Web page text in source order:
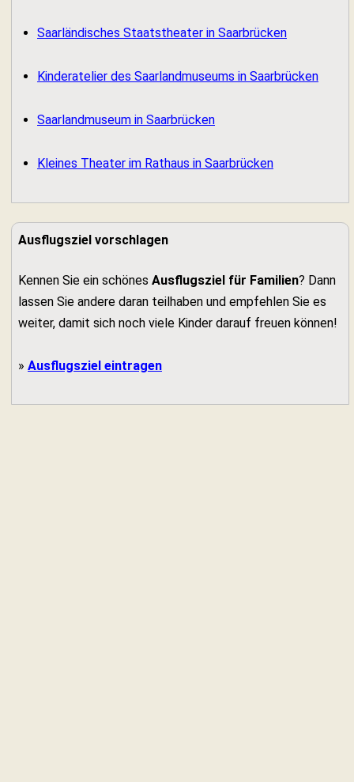
Saarländisches Staatstheater in Saarbrücken
Kinderatelier des Saarlandmuseums in Saarbrücken
Saarlandmuseum in Saarbrücken
Kleines Theater im Rathaus in Saarbrücken
Ausflugsziel vorschlagen
Kennen Sie ein schönes Ausflugsziel für Familien? Dann
lassen Sie andere daran teilhaben und empfehlen Sie es
weiter, damit sich noch viele Kinder darauf freuen können!
» Ausflugsziel eintragen